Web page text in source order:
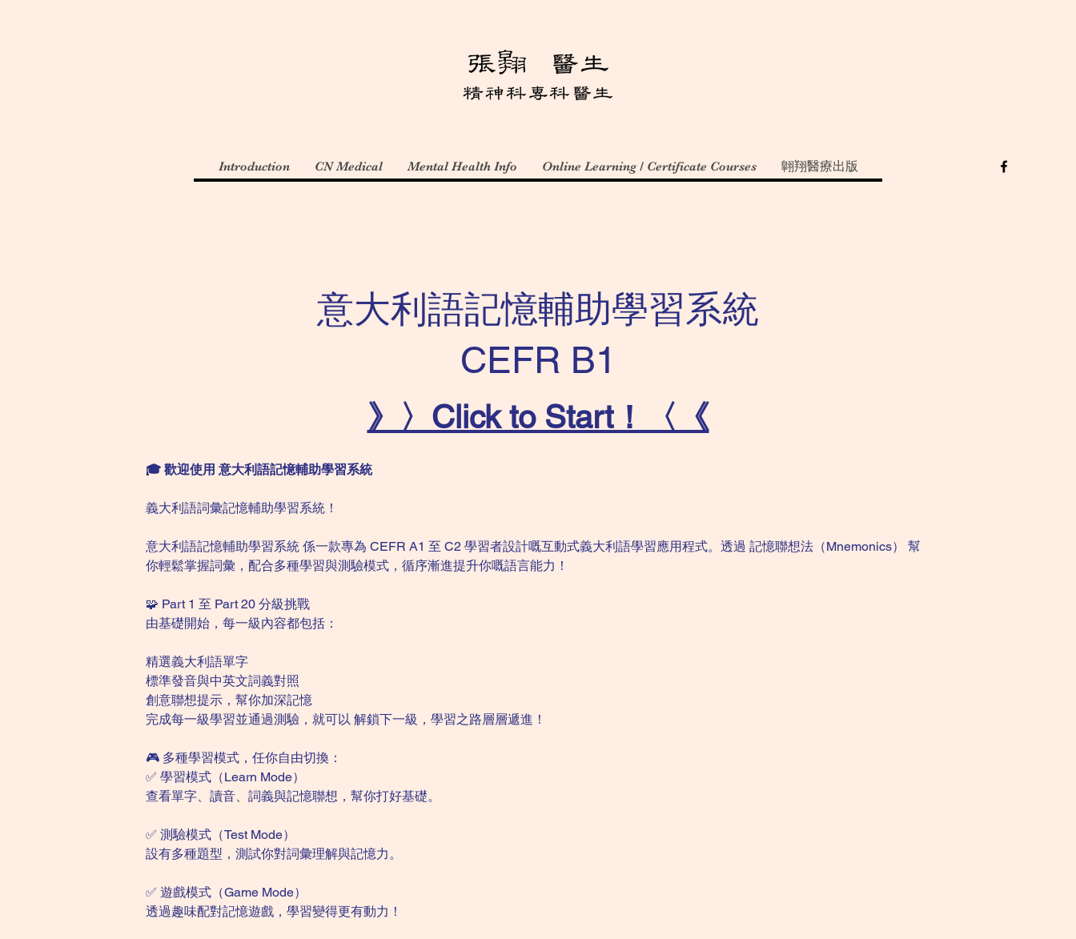
Introduction CN Medical Mental Health Info Online Learning / Certificate Courses 翺翔醫療出版
意大利語記憶輔助學習系統
CEFR B1
》〉Click to Start！〈《
🎓 歡迎使用 意大利語記憶輔助學習系統
義大利語詞彙記憶輔助學習系統！
意大利語記憶輔助學習系統 係一款專為 CEFR A1 至 C2 學習者設計嘅互動式義大利語學習應用程式。透過 記憶聯想法（Mnemonics） 幫
你輕鬆掌握詞彙，配合多種學習與測驗模式，循序漸進提升你嘅語言能力！
🧩 Part 1 至 Part 20 分級挑戰
由基礎開始，每一級內容都包括：
精選義大利語單字
標準發音與中英文詞義對照
創意聯想提示，幫你加深記憶
完成每一級學習並通過測驗，就可以 解鎖下一級，學習之路層層遞進！
🎮 多種學習模式，任你自由切換：
✅ 學習模式（Learn Mode）
查看單字、讀音、詞義與記憶聯想，幫你打好基礎。
✅ 測驗模式（Test Mode）
設有多種題型，測試你對詞彙理解與記憶力。
✅ 遊戲模式（Game Mode）
透過趣味配對記憶遊戲，學習變得更有動力！